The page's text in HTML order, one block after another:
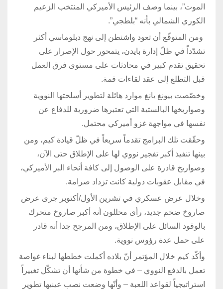
الموت”، بينما وصف الرئيس الأميركي المنتخب الزعيم
الكوري الشمالي بأنه “بلطجي”.
ومن المتوقّع أن تعود واشنطن إلى نهج دبلوماسي أكثر
تشدّداً في ظلّ إدارة بايدن، يتمحور حول الإصرار على
تحقيق تقدم كبير في محادثات على مستوى فرق العمل
قبل التطلع إلى عقد لقاءات قمة.
وخصّصت بيونغ يانغ موارد هائلة لتطوير أسلحتها النووية
وصواريخها البالستية التي تعتبرها ضرورية للدفاع عن
نفسها في مواجهة غزو أميركي محتمل.
وحقّقت تلك البرامج تقدماً سريعاً في ظلّ قيادة كيم، ومن
بينها تنفيذ أكبر تفجير نووي لها على الإطلاق حتى الآن،
وصواريخ قادرة على الوصول إلى كافة أنحاء البر الأميركي،
في مقابل عقوبات دولية كانت تزداد صرامة.
وخلال عرض عسكري في تشرين الأول/أكتوبر جرى عرض
صاروخ ضخم جديد، رأى محللون أنه أكبر صاروخ متحرك
بالوقود السائل على الإطلاق، ومن المرجح جدا أنه قادر
على حمل عدة رؤوس نووية.
وأكّد كيم خلال المؤتمر أنّ بلاده أكملت خططها لبناء غواصة
تعمل بالدفع النووي – في خطوة من شأنها أن تشكّل تغييراً
استراتيجياً لقواعد اللعبة – وأنّها وضعت نصب عينيها تطوير